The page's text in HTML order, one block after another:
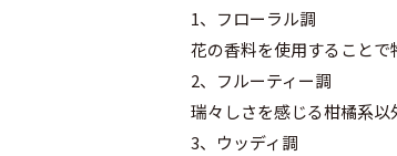
1、フローラル調
花の香料を使用することで
2、フルーティー調
瑞々しさを感じる柑橘系以
3、ウッディ調